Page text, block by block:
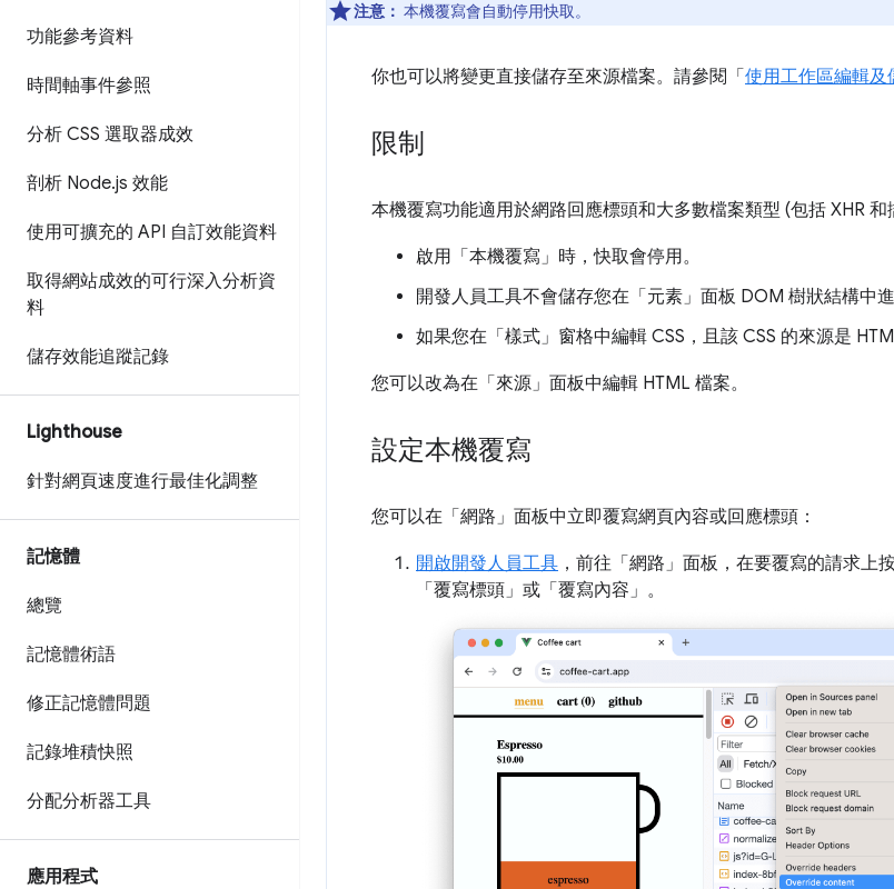
功能參考資料
時間軸事件參照
分析 CSS 選取器成效
剖析 Node.js 效能
使用可擴充的 API 自訂效能資料
取得網站成效的可行深入分析資
料
儲存效能追蹤記錄
Lighthouse
針對網頁速度進行最佳化調整
記憶體
總覽
記憶體術語
修正記憶體問題
記錄堆積快照
分配分析器工具
應用程式
注意： 本機覆寫會自動停用快取。
你也可以將變更直接儲存至來源檔案。請參閱「 使用工作區編輯及
限制
本機覆寫功能適用於網路回應標頭和大多數檔案類型 (包括 XHR 和
啟用「本機覆寫」 時，快取會停用。
開發人員工具不會儲存您在「元素」 面板 DOM 樹狀結構中進
如果您在「樣式」 窗格中編輯 CSS，且該 CSS 的來源是
您可以改為在「來源」 面板中編輯 HTML 檔案。
設定本機覆寫
您可以在「網路」 面板中立即覆寫網頁內容或回應標頭：
開啟開發人員工具 ，前往「網路」 面板，在要覆寫的請求上
「覆寫標頭」 或「覆寫內容」 。